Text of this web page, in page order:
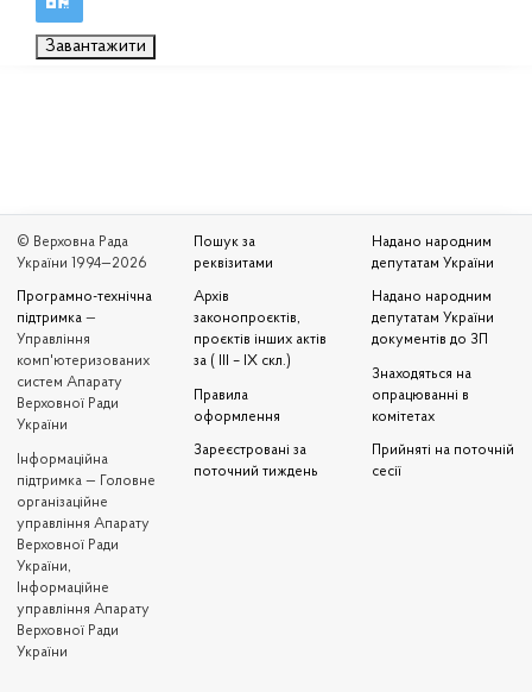
Завантажити
© Верховна Рада
України 1994—2026
Програмно-технічна
підтримка —
Управління
комп'ютеризованих
систем Апарату
Верховної Ради
України
Iнформаційна
підтримка — Головне
організаційне
управління Апарату
Верховної Ради
України,
Інформаційне
управління Апарату
Верховної Ради
України
Пошук за
реквізитами
Архів
законопроєктів,
проєктів інших актів
за ( III – IX скл.)
Правила
оформлення
Зареєстровані за
поточний тиждень
Надано народним
депутатам України
Надано народним
депутатам України
документів до ЗП
Знаходяться на
опрацюванні в
комітетах
Прийняті на поточній
сесії